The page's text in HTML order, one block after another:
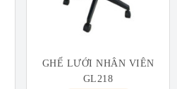
GHẾ LƯỚI NHÂN VIÊN
GL218